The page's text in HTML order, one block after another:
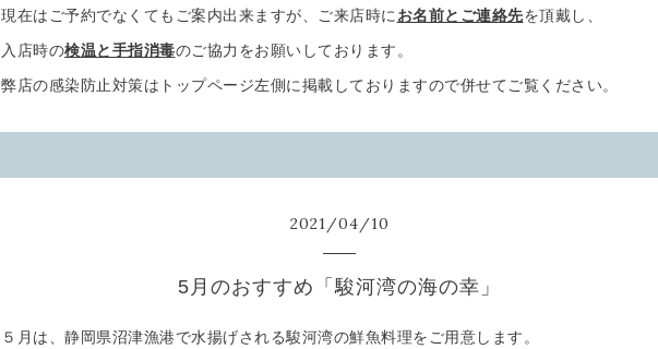
現在はご予約でなくてもご案内出来ますが、ご来店時に お名前とご連絡先を頂戴し、
入店時の検温と手指消毒のご協力をお願いしております。
弊店の感染防止対策はトップページ左側に掲載しておりますので併せてご覧ください。
2021/04/10
5月のおすすめ「駿河湾の海の幸」
５月は、静岡県沼津漁港で水揚げされる駿河湾の鮮魚料理をご用意します。